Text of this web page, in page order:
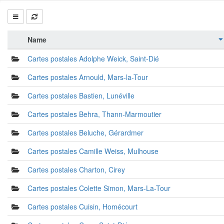
Name
Cartes postales Adolphe Weick, Saint-Dié
Cartes postales Arnould, Mars-la-Tour
Cartes postales Bastien, Lunéville
Cartes postales Behra, Thann-Marmoutier
Cartes postales Beluche, Gérardmer
Cartes postales Camille Weiss, Mulhouse
Cartes postales Charton, Cirey
Cartes postales Colette Simon, Mars-La-Tour
Cartes postales Cuisin, Homécourt